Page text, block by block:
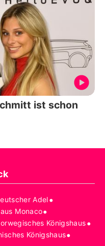
ist schon
Adel•
Monaco•
Königshaus•
Königshaus•